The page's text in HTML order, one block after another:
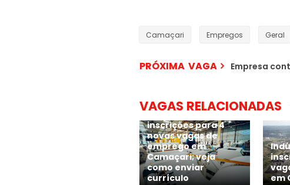
Camaçari Empregos Geral
PRÓXIMA VAGA Empresa
VAGAS RELACIONADAS
inscrições para 4
novas vagas de
emprego em
Camaçari; veja
como enviar
currículo
em